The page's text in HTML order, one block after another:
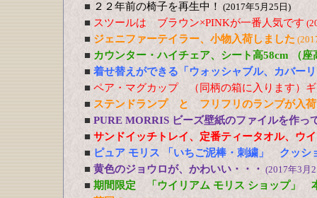
■ ２２年前の椅子を再生中！ (2017年5月25日)
■ スツールは ブラウン×PINKが一番人気です
■ ジェニファーテイラー、小物入荷しました
■ カウンター・ハイチェア、シート高58cm （座
■ 着せ替えができる「ウォッシャブル、カバー
■ ペア・マグカップ （同柄の箱に入ります）
■ ステンドランプ と フリフリのランプが入荷
■ PURE MORRIS ビーズ壁紙のファイルを作っ
■ サンドイッチトレイ、定番ティータオル、ウ
■ ピュア モリス 「いちご泥棒・刺繍」 クッシ
■ 黄色のジョウロが、かわいい・・・ (2017年3月
■ 期間限定 「ウイリアム モリス ショップ」